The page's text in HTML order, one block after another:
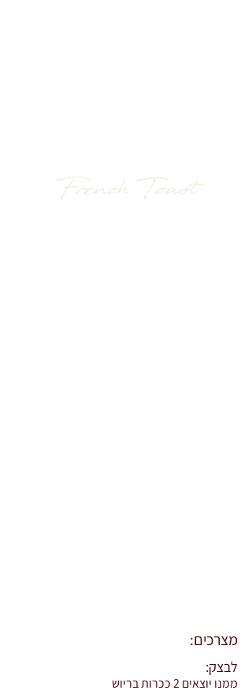
French Toast
מצרכים:
לבצק:
ממנו יוצאים 2 ככרות בריוש